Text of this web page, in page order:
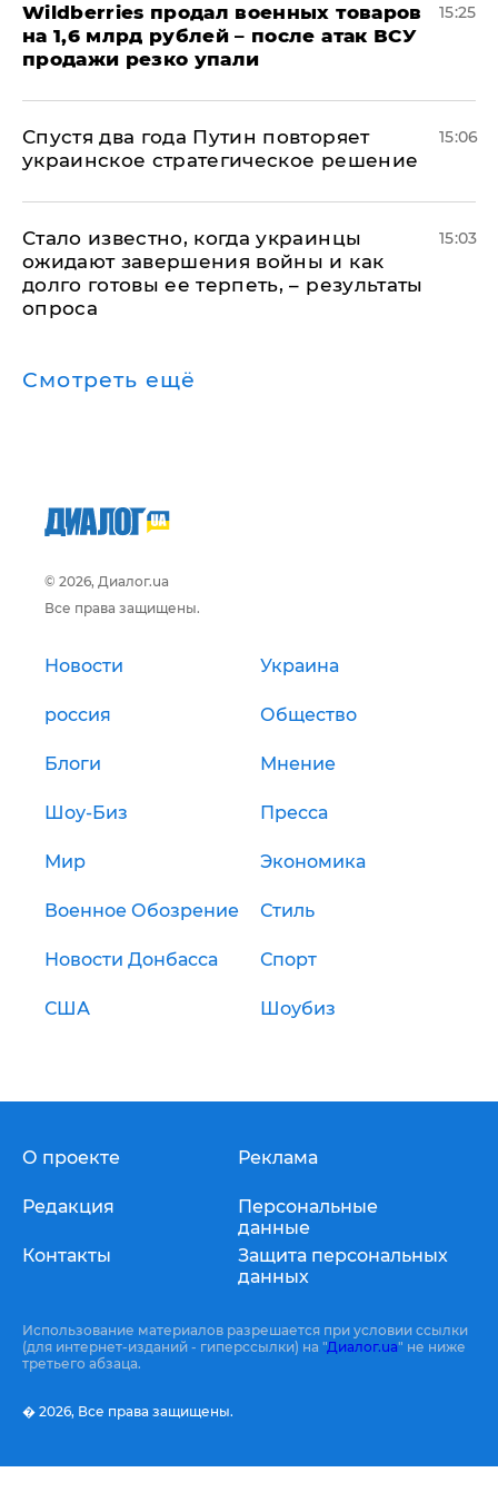
​Wildberries продал военных товаров
на 1,6 млрд рублей – после атак ВСУ
продажи резко упали
15:25
Спустя два года Путин повторяет
украинское стратегическое решение
15:06
Стало известно, когда украинцы
ожидают завершения войны и как
долго готовы ее терпеть, – результаты
опроса
15:03
Смотреть ещё
© 2026, Диалог.ua
Все права защищены.
Новости Украина
россия Общество
Блоги Мнение
Шоу-Биз Пресса
Мир Экономика
Военное Обозрение Стиль
Новости Донбасса Спорт
США Шоубиз
О проекте
Редакция
Контакты
Реклама
Персональные
данные
Защита персональных
данных
Использование материалов разрешается при условии ссылки
(для интернет-изданий - гиперссылки) на "Диалог.ua" не ниже
третьего абзаца.
� 2026, Все права защищены.